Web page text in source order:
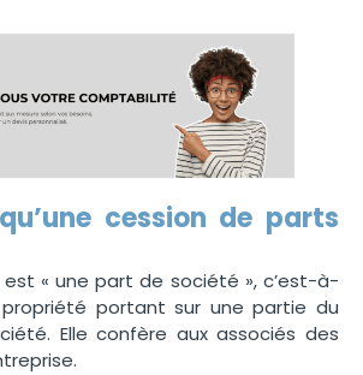
cession de parts
« une part de société », c’est-à-
portant sur une partie du
Elle confère aux associés des